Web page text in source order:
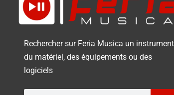
Rechercher sur Feria Musica un
du matériel, des équipements ou des
logiciels